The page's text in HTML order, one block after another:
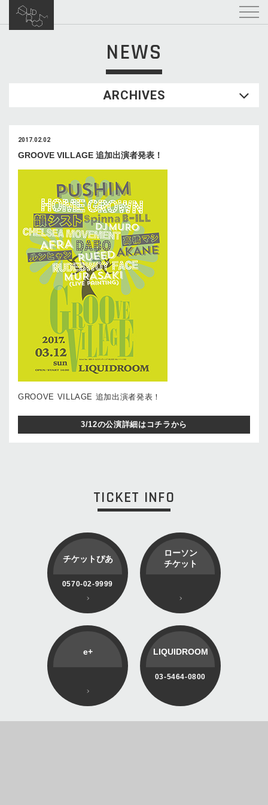
NEWS
ARCHIVES
2017.02.02
GROOVE VILLAGE 追加出演者発表！
GROOVE VILLAGE 追加出演者発表！
3/12の公演詳細はコチラから
TICKET INFO
チケットぴあ
0570-02-9999
ローソン
チケット
e+ LIQUIDROOM
03-5464-0800